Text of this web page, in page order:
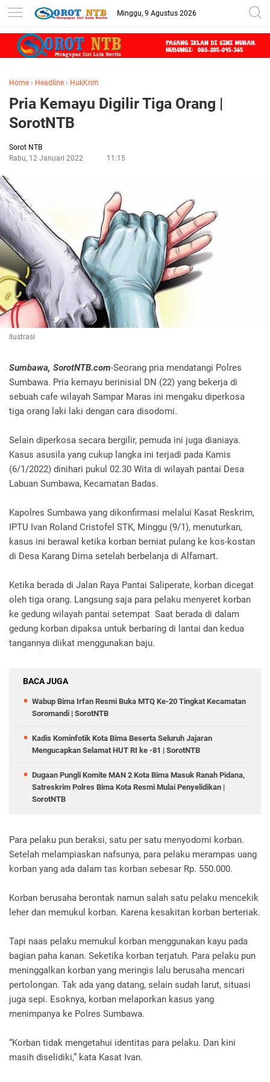
Minggu, 9 Agustus 2026
Home › Headline › HukKrim
Pria Kemayu Digilir Tiga Orang |
SorotNTB
Sorot NTB
Rabu, 12 Januari 2022
11:15
Ilustrasi
Sumbawa, SorotNTB.com-Seorang pria mendatangi Polres
Sumbawa. Pria kemayu berinisial DN (22) yang bekerja di
sebuah cafe wilayah Sampar Maras ini mengaku diperkosa
tiga orang laki laki dengan cara disodomi.
Selain diperkosa secara bergilir, pemuda ini juga dianiaya.
Kasus asusila yang cukup langka ini terjadi pada Kamis
(6/1/2022) dinihari pukul 02.30 Wita di wilayah pantai Desa
Labuan Sumbawa, Kecamatan Badas.
Kapolres Sumbawa yang dikonfirmasi melalui Kasat Reskrim,
IPTU Ivan Roland Cristofel STK, Minggu (9/1), menuturkan,
kasus ini berawal ketika korban berniat pulang ke kos-kostan
di Desa Karang Dima setelah berbelanja di Alfamart.
Ketika berada di Jalan Raya Pantai Saliperate, korban dicegat
oleh tiga orang. Langsung saja para pelaku menyeret korban
ke gedung wilayah pantai setempat Saat berada di dalam
gedung korban dipaksa untuk berbaring di lantai dan kedua
tangannya diikat menggunakan baju.
BACA JUGA
Wabup Bima Irfan Resmi Buka MTQ Ke-20 Tingkat Kecamatan
Soromandi | SorotNTB ‎
Kadis Kominfotik Kota Bima Beserta Seluruh Jajaran
Mengucapkan Selamat HUT RI ke -81 | SorotNTB
Dugaan Pungli Komite MAN 2 Kota Bima Masuk Ranah Pidana,
Satreskrim Polres Bima Kota Resmi Mulai Penyelidikan |
SorotNTB
Para pelaku pun beraksi, satu per satu menyodomi korban.
Setelah melampiaskan nafsunya, para pelaku merampas uang
korban yang ada dalam tas korban sebesar Rp. 550.000.
Korban berusaha berontak namun salah satu pelaku mencekik
leher dan memukul korban. Karena kesakitan korban berteriak.
Tapi naas pelaku memukul korban menggunakan kayu pada
bagian paha kanan. Seketika korban terjatuh. Para pelaku pun
meninggalkan korban yang meringis lalu berusaha mencari
pertolongan. Tak ada yang datang, selain sudah larut, situasi
juga sepi. Esoknya, korban melaporkan kasus yang
menimpanya ke Polres Sumbawa.
“Korban tidak mengetahui identitas para pelaku. Dan kini
masih diselidiki,” kata Kasat Ivan.